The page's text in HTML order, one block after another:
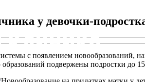
клиника
у девочки-
с появлением
подвержены подростки до